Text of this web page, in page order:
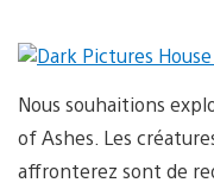
Nous souhaitions
of Ashes. Les
affronterez sont de